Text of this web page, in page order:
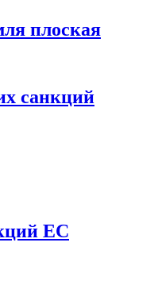
плоская
санкций
ЕС